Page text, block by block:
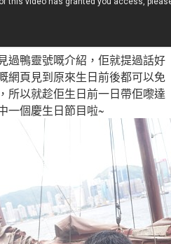
過鴨靈號嘅介紹，佢就提過話好
網頁見到原來生日前後都可以免
所以就趁佢生日前一日帶佢嚟達
一個慶生日節目啦~